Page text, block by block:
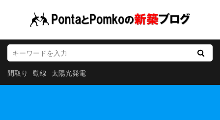
間取り 動線 太陽光発電